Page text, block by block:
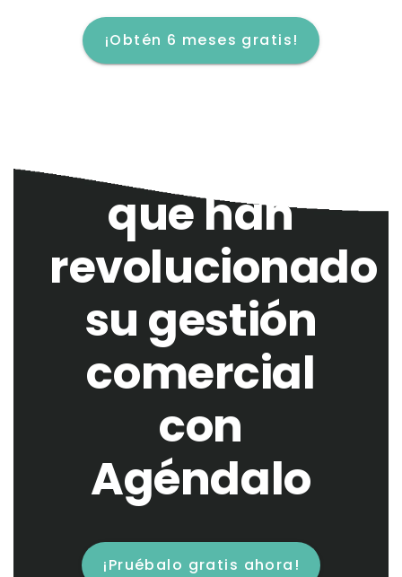
¡Obtén 6 meses gratis!
que han
revolucionado
su gestión
comercial
con
Agéndalo
¡Pruébalo gratis ahora!